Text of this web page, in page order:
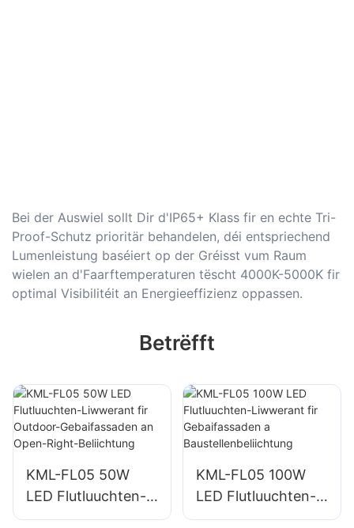
Bei der Auswiel sollt Dir d'IP65+ Klass fir en echte Tri-
Proof-Schutz prioritär behandelen, déi entspriechend
Lumenleistung baséiert op der Gréisst vum Raum
wielen an d'Faarftemperaturen tëscht 4000K-5000K fir
optimal Visibilitéit an Energieeffizienz oppassen.
Betrëfft
KML-FL05 50W
LED Flutluuchten-
Liwwerant fir
KML-FL05 100W
LED Flutluuchten-
Liwwerant fir